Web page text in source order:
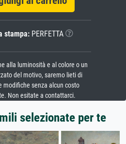
stampa:PERFETTA
alla luminosità e al colore o un
del motivo, saremo lieti di
modifiche senza alcun costo
Non esitate a contattarci.
selezionate per te